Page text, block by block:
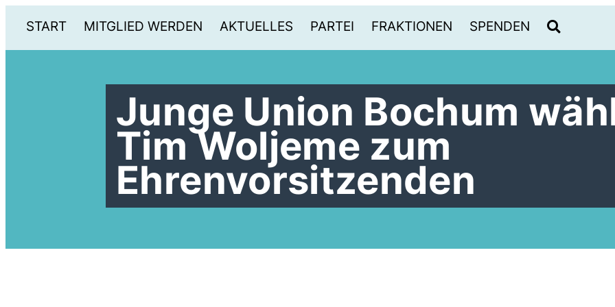
START MITGLIED WERDEN AKTUELLES PARTEI FRAKTIONEN SPENDEN
Junge Union Bochum
Tim Woljeme zum
Ehrenvorsitzenden